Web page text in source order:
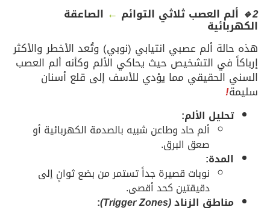
2🔹 ألم العصب ثلاثي التوائم ← الصاعقة
الكهربائية
هذه حالة ألم عصبي انتيابي (نوبي) وتُعد الأخطر والأكثر
إرباكاً في التشخيص حيث يحاكي الألم وكأنه ألم العصب
السني الحقيقي مما يؤدي للأسف إلى قلع أسنان
سليمة!
تحليل الألم:
ألم حاد وطاعن شبيه بالصدمة الكهربائية أو
صعق البرق.
المدة:
نوبات قصيرة جداً تستمر من بضع ثوانٍ إلى
دقيقتين كحد أقصى.
مناطق الزناد(Trigger Zones)
: